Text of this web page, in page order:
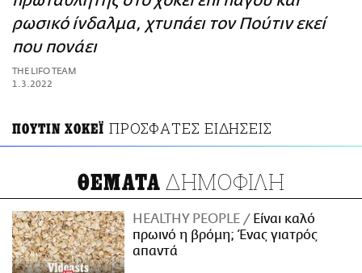
ΑΜΠΑ
PRINT
ρωσικό ίνδαλμα, χτυπάει τον Πούτιν εκεί
που πονάει
THE LIFO TEAM
1.3.2022
ΠΟΥΤΙΝ ΧΟΚΕΪ ΠΡΟΣΦΑΤΕΣ ΕΙΔΗΣΕΙΣ
ΘΕΜΑΤΑ ΔΗΜΟΦΙΛΗ
HEALTHY PEOPLE
Είναι καλό
πρωινό η βρόμη; Ένας γιατρός
απαντά